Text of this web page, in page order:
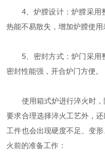
4、炉膛设计：炉膛采用
热能不易散失，增加炉膛使用
5、密封方式：炉门采用
密封性能强，开合炉门方便。
使用箱式炉进行淬火时，
要求合理选择淬火工艺外，
工件也会出现硬度不足、变
火前的准备工作：